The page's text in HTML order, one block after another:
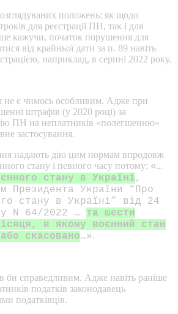
положень: як щодо
для реєстрації ПН, так і для
кажучи, початок порушення для
від крайньої дати за п. 89 навіть
наприклад, в серпні 2022 року.
не є чимось особливим. Адже при
штрафів (у 2020 році) за
ПН на неплатників «полегшенню»
застосування.
надають дію цим нормам впродовж
стану і певного часу потому: «…
стану в Україні,
Президента України “Про
стану в Україні” від 24
N 64/2022 … та шести
в якому воєнний стан
скасовано…».
би справедливим. Адже навіть раніше
податків законодавець
податківців.